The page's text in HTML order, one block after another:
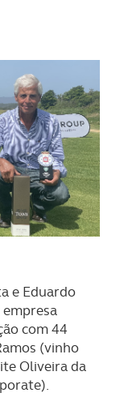
e Eduardo
com 44
(vinho
Oliveira da